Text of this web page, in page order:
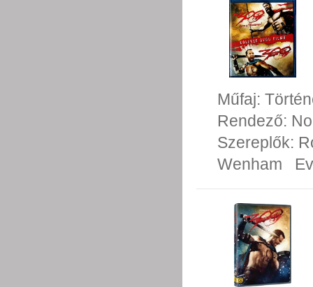
Műfaj:
Rendező:
Szereplők:
Wenham